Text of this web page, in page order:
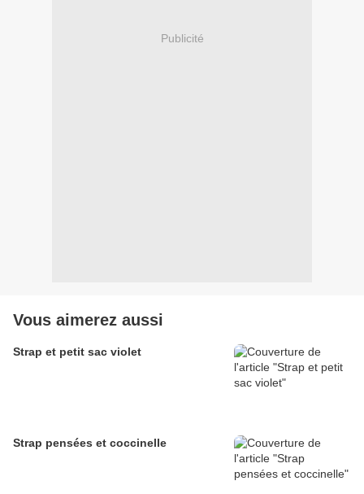
Publicité
Vous aimerez aussi
Strap et petit sac violet
Strap pensées et coccinelle